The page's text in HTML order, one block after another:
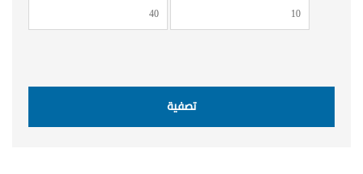
أدنى
سعر
أعلى
سعر
تصفية